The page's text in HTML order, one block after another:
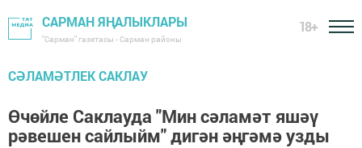
САРМАН ЯҢАЛЫКЛАРЫ
"Сарман" газетасы - Сарман районы
18+
СӘЛАМӘТЛЕК САКЛАУ
Өчөйле Саклауда "Мин сәламәт яшәү
рәвешен сайлыйм" дигән әңгәмә узды